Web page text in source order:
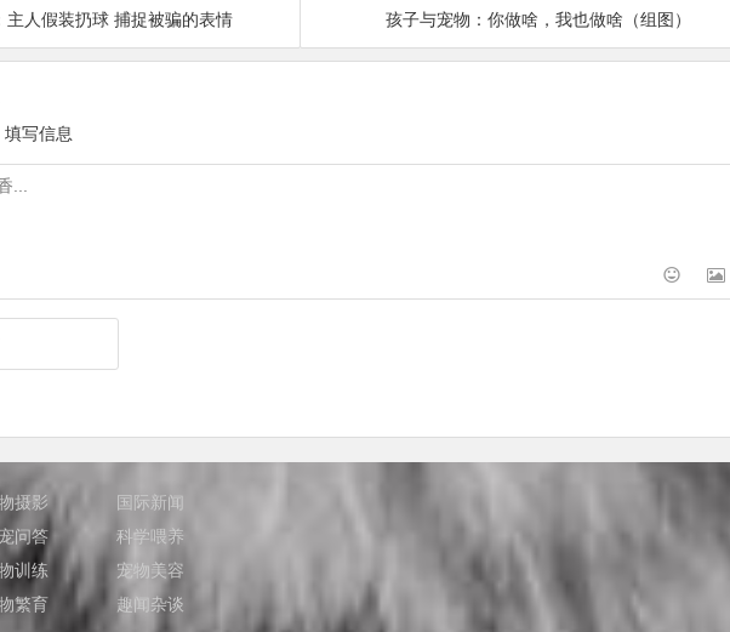
主人假装扔球 捕捉被骗的表情
孩子与宠物：你做啥，我也做啥（组图）
填写信息
摄影
国际新闻
问答
科学喂养
训练
宠物美容
繁育 趣闻杂谈